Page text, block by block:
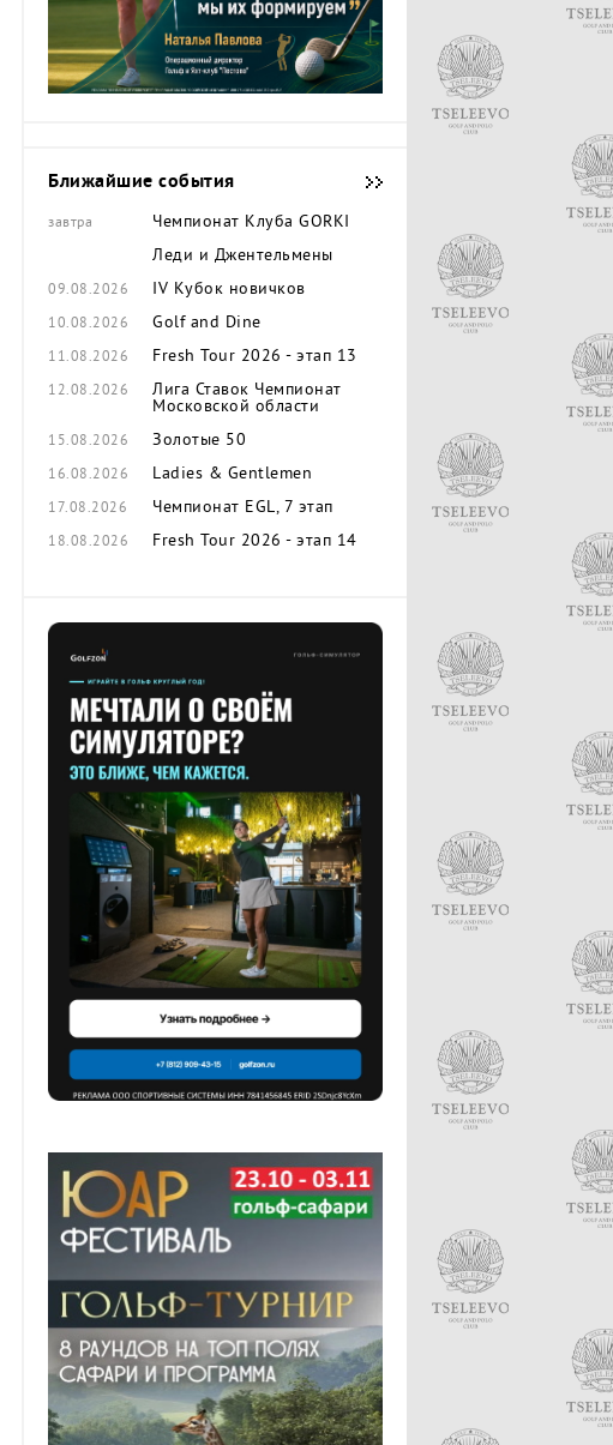
Ближайшие события
завтра
Чемпионат Клуба GORKI
Леди и Джентельмены
09.08.2026 IV Кубок новичков
10.08.2026 Golf and Dine
11.08.2026 Fresh Tour 2026 - этап 13
12.08.2026
Лига Ставок Чемпионат
Московской области
15.08.2026 Золотые 50
16.08.2026 Ladies & Gentlemen
17.08.2026 Чемпионат EGL, 7 этап
18.08.2026 Fresh Tour 2026 - этап 14